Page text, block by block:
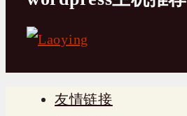
友情链接